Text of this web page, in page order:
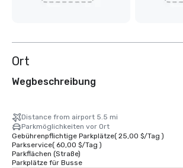
Ort
Wegbeschreibung
Distance from airport 5.5 mi
Parkmöglichkeiten vor Ort
Gebührenpflichtige Parkplätze( 25,00 $/Tag )
Parkservice( 60,00 $/Tag )
Parkflächen (Straße)
Parkplätze für Busse